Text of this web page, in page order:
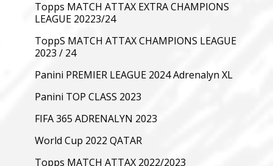
Topps MATCH ATTAX EXTRA CHAMPIONS
LEAGUE 20223/24
ToppS MATCH ATTAX CHAMPIONS LEAGUE
2023 / 24
Panini PREMIER LEAGUE 2024 Adrenalyn XL
Panini TOP CLASS 2023
FIFA 365 ADRENALYN 2023
World Cup 2022 QATAR
Topps MATCH ATTAX 2022/2023